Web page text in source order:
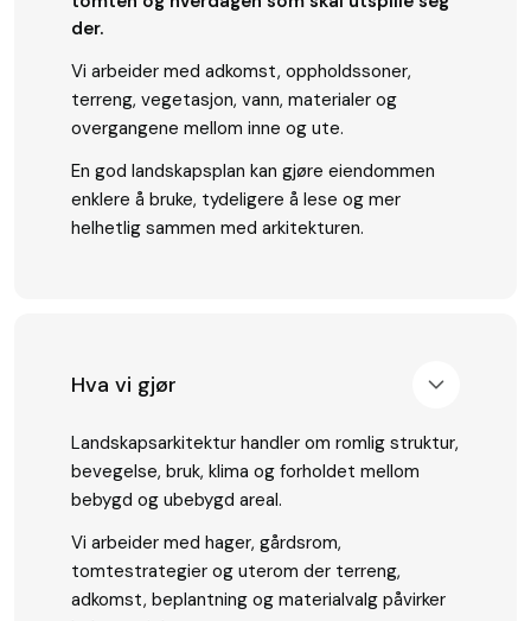
der.
Vi arbeider med adkomst, oppholdssoner,
terreng, vegetasjon, vann, materialer og
overgangene mellom inne og ute.
En god landskapsplan kan gjøre eiendommen
enklere å bruke, tydeligere å lese og mer
helhetlig sammen med arkitekturen.
Hva vi gjør
Landskapsarkitektur handler om romlig struktur,
bevegelse, bruk, klima og forholdet mellom
bebygd og ubebygd areal.
Vi arbeider med hager, gårdsrom,
tomtestrategier og uterom der terreng,
adkomst, beplantning og materialvalg påvirker